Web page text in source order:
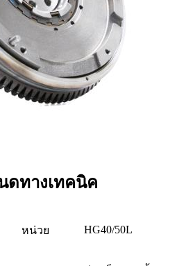
ดทางเทคนิค
หน่วย HG40/50L